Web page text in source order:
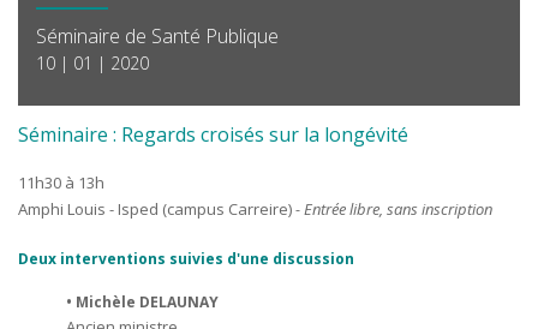
Séminaire de Santé Publique
10 | 01 | 2020
Séminaire : Regards croisés sur la longévité
11h30 à 13h
Amphi Louis - Isped (campus Carreire)- Entrée libre, sans inscription
Deux interventions suivies d'une discussion
• Michèle DELAUNAY